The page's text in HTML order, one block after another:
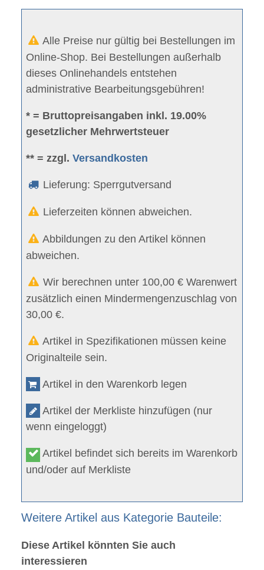
Alle Preise nur gültig bei Bestellungen im
Online-Shop. Bei Bestellungen außerhalb
dieses Onlinehandels entstehen
administrative Bearbeitungsgebühren!
* = Bruttopreisangaben inkl. 19.00%
gesetzlicher Mehrwertsteuer
** = zzgl.Versandkosten
Lieferung: Sperrgutversand
Lieferzeiten können abweichen.
Abbildungen zu den Artikel können
abweichen.
Wir berechnen unter 100,00 € Warenwert
zusätzlich einen Mindermengenzuschlag von
30,00 €.
Artikel in Spezifikationen müssen keine
Originalteile sein.
Artikel in den Warenkorb legen
Artikel der Merkliste hinzufügen (nur
wenn eingeloggt)
Artikel befindet sich bereits im Warenkorb
und/oder auf Merkliste
Weitere Artikel aus Kategorie Bauteile:
Diese Artikel könnten Sie auch
interessieren